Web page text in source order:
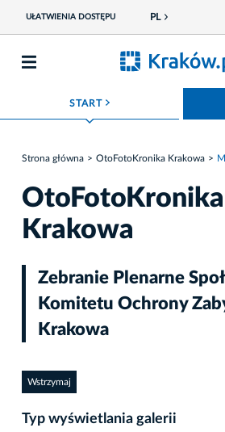
UŁATWIENIA DOSTĘPU PL
START ROZWIŃ MENU
Strona główna OtoFotoKronika Krakowa
OtoFotoKronika
Krakowa
Zebranie Plenarne
Komitetu Ochrony
Krakowa
Wstrzymaj
Typ wyświetlania galerii